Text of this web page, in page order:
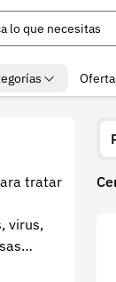
lo que necesitas
tratar
virus,